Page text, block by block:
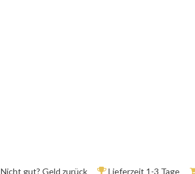
Nicht gut? Geld zurück Lieferzeit 1-3 Tage